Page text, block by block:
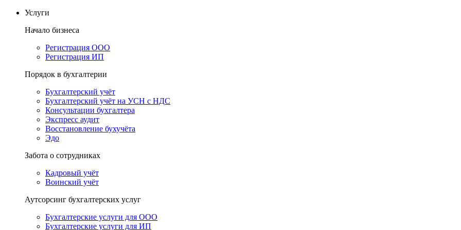
Услуги
Начало бизнеса
Регистрация ООО
Регистрация ИП
Порядок в бухгалтерии
Бухгалтерский учёт
Бухгалтерский учёт на УСН с НДС
Консультации бухгалтера
Экспресс аудит
Восстановление бухучёта
Эдо
Забота о сотрудниках
Кадровый учёт
Воинский учёт
Аутсорсинг бухгалтерских услуг
Бухгалтерские услуги для ООО
Бухгалтерские услуги для ИП